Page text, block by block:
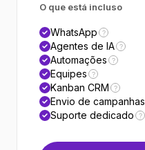
O que está incluso
WhatsApp ?
Agentes de IA ?
Automações ?
Equipes ?
Kanban CRM ?
Envio de campanhas
Suporte dedicado ?